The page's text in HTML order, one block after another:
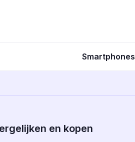
Smartphones
en kopen